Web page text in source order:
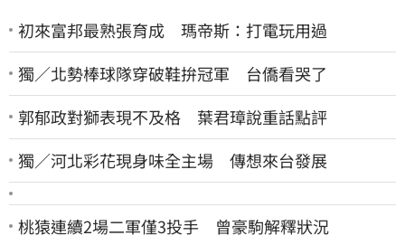
初來富邦最熟張育成 瑪帝斯：打電玩用過
獨／北勢棒球隊穿破鞋拚冠軍 台僑看哭了
郭郁政對獅表現不及格 葉君璋說重話點評
獨／河北彩花現身味全主場 傳想來台發展
桃猿連續2場二軍僅3投手 曾豪駒解釋狀況